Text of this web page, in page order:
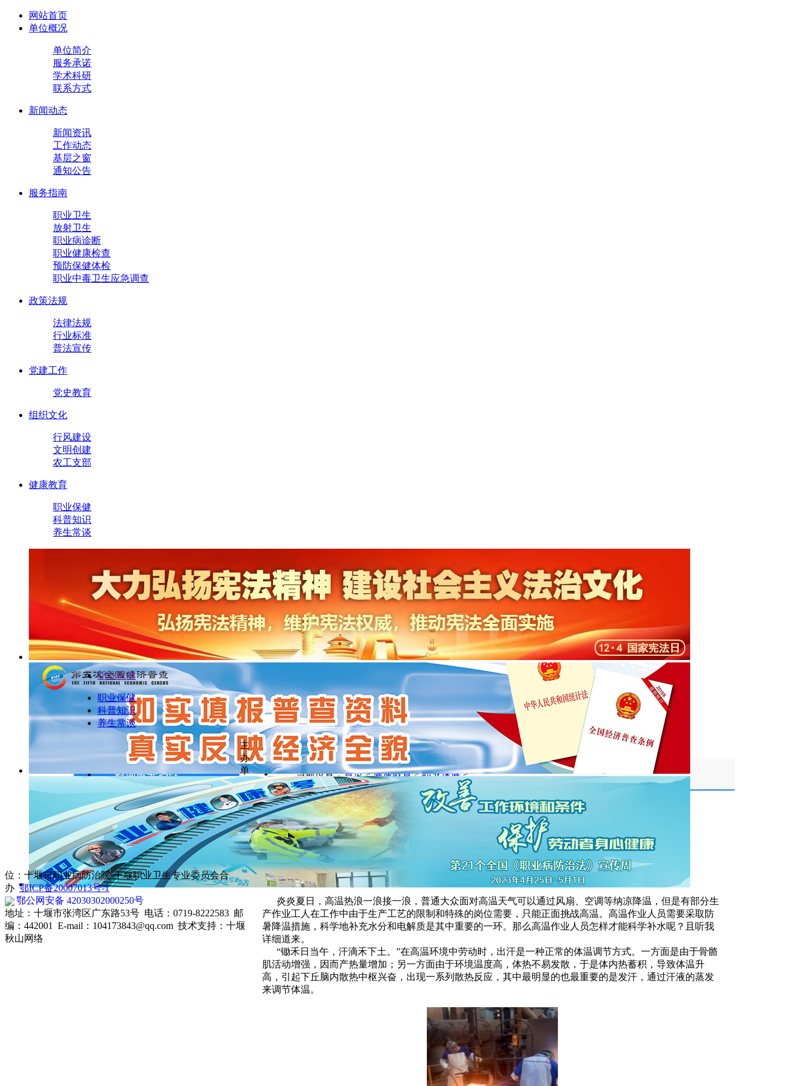
网站首页
单位概况
单位简介
服务承诺
学术科研
联系方式
新闻动态
新闻资讯
工作动态
基层之窗
通知公告
服务指南
职业卫生
放射卫生
职业病诊断
职业健康检查
预防保健体检
职业中毒卫生应急调查
政策法规
法律法规
行业标准
普法宣传
党建工作
党史教育
组织文化
行风建设
文明创建
农工支部
健康教育
职业保健
科普知识
养生常谈
职业保健
职业保健
科普知识
养生常谈
咨询服务热线
投诉、举报：0719-8222513
体检联系：0719-8222655
职业卫生科：0719-8222593
健康监护科：0719-8222582
职业病门诊：0719-8222765
放射卫生科：0719-8222015
当前位置：首页>健康教育>职业保健>
高温作业补水有门道
文章来源：市职防院 姚艳萍 发布时间：2023-06-28 浏览次数：
高温作业补水有门道
炎炎夏日，高温热浪一浪接一浪，普通大众面对高温天气可以通过风扇、空调等纳凉降温，但是有部分生
产作业工人在工作中由于生产工艺的限制和特殊的岗位需要，只能正面挑战高温。高温作业人员需要采取防
暑降温措施，科学地补充水分和电解质是其中重要的一环。那么高温作业人员怎样才能科学补水呢？且听我
详细道来。
“锄禾日当午，汗滴禾下土。”在高温环境中劳动时，出汗是一种正常的体温调节方式。一方面是由于骨骼
肌活动增强，因而产热量增加；另一方面由于环境温度高，体热不易发散，于是体内热蓄积，导致体温升
高，引起下丘脑内散热中枢兴奋，出现一系列散热反应，其中最明显的也最重要的是发汗，通过汗液的蒸发
来调节体温。
主
办
单
位：十堰市职业病防治院-十堰职业卫生专业委员会合
办 鄂ICP备20007013号-1
鄂公网安备 42030302000250号
地址：十堰市张湾区广东路53号 电话：0719-8222583 邮
编：442001 E-mail：104173843@qq.com 技术支持： 十堰
秋山网络